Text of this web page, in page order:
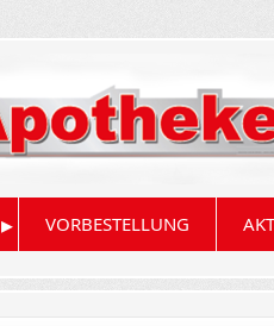
▸ VORBESTELLUNG